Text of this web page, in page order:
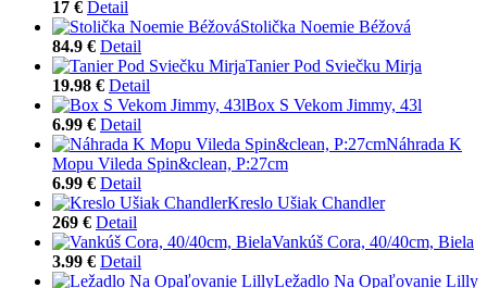
17 € Detail
Stolička Noemie Béžová
84.9 € Detail
Tanier Pod Sviečku Mirja
19.98 € Detail
Box S Vekom Jimmy, 43l
6.99 € Detail
Náhrada K
Mopu Vileda Spin&clean, P:27cm
6.99 € Detail
Kreslo Ušiak Chandler
269 € Detail
Vankúš Cora, 40/40cm, Biela
3.99 € Detail
Ležadlo Na Opaľovanie Lilly